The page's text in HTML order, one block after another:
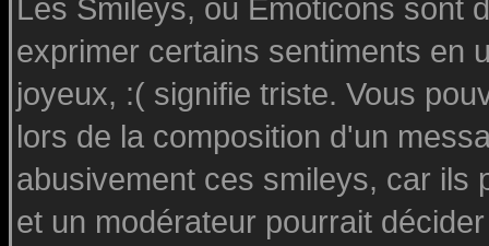
Les Smileys, ou Emoticons sont
exprimer certains sentiments en
joyeux, :( signifie triste. Vous
lors de la composition d'un
abusivement ces smileys, car ils
et un modérateur pourrait